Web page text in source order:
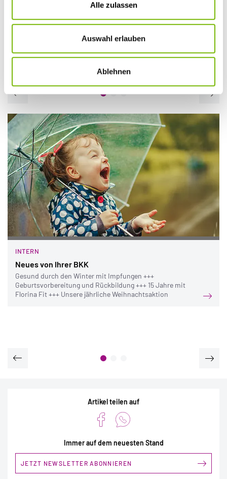
Alle zulassen
Auswahl erlauben
Ablehnen
Body Positivity oder: Liebe den Körper, den du hast! Mit
positiven Körperbild und zu einem gesünderen und
glücklicheren Ich.
INTERN
Neues von Ihrer BKK
Gesund durch den Winter mit Impfungen +++
Geburtsvorbereitung und Rückbildung +++ 15 Jahre mit
Florina Fit +++ Unsere jährliche Weihnachtsaktion
Artikel teilen auf
Immer auf dem neuesten Stand
JETZT NEWSLETTER ABONNIEREN